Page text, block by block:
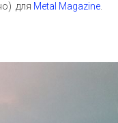
для Metal Magazine